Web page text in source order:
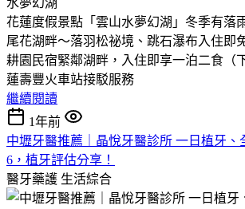
花蓮度假景點「雲山水夢幻湖」冬季有落
尾花湖畔～落羽松祕境、跳石瀑布入住即
耕園民宿緊鄰湖畔，入住即享一泊二食（
蓮壽豐火車站接駁服務
繼續閱讀
1年前
中壢牙醫推薦｜晶悅牙醫診所 一日植牙、
6，植牙評估分享！
醫牙藥護 生活綜合